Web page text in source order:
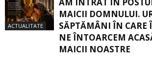
ACTUALITATE
MAICII DOMNULUI.
SĂPTĂMÂNI ÎN CARE
NE ÎNTOARCEM
MAICII NOASTRE